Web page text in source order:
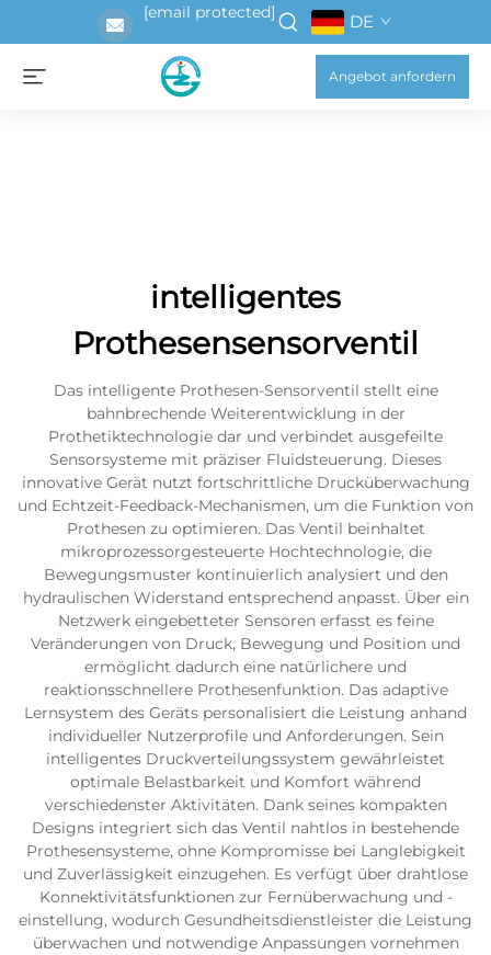
[email protected] DE
Angebot anfordern
intelligentes
Prothesensensorventil
Das intelligente Prothesen-Sensorventil stellt eine
bahnbrechende Weiterentwicklung in der
Prothetiktechnologie dar und verbindet ausgefeilte
Sensorsysteme mit präziser Fluidsteuerung. Dieses
innovative Gerät nutzt fortschrittliche Drucküberwachung
und Echtzeit-Feedback-Mechanismen, um die Funktion von
Prothesen zu optimieren. Das Ventil beinhaltet
mikroprozessorgesteuerte Hochtechnologie, die
Bewegungsmuster kontinuierlich analysiert und den
hydraulischen Widerstand entsprechend anpasst. Über ein
Netzwerk eingebetteter Sensoren erfasst es feine
Veränderungen von Druck, Bewegung und Position und
ermöglicht dadurch eine natürlichere und
reaktionsschnellere Prothesenfunktion. Das adaptive
Lernsystem des Geräts personalisiert die Leistung anhand
individueller Nutzerprofile und Anforderungen. Sein
intelligentes Druckverteilungssystem gewährleistet
optimale Belastbarkeit und Komfort während
verschiedenster Aktivitäten. Dank seines kompakten
Designs integriert sich das Ventil nahtlos in bestehende
Prothesensysteme, ohne Kompromisse bei Langlebigkeit
und Zuverlässigkeit einzugehen. Es verfügt über drahtlose
Konnektivitätsfunktionen zur Fernüberwachung und -
einstellung, wodurch Gesundheitsdienstleister die Leistung
überwachen und notwendige Anpassungen vornehmen